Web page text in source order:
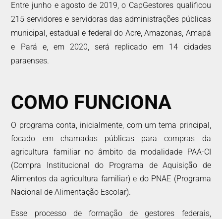
Entre junho e agosto de 2019, o CapGestores qualificou
215 servidores e servidoras das administrações públicas
municipal, estadual e federal do Acre, Amazonas, Amapá
e Pará e, em 2020, será replicado em 14 cidades
paraenses.
COMO FUNCIONA
O programa conta, inicialmente, com um tema principal,
focado em chamadas públicas para compras da
agricultura familiar no âmbito da modalidade PAA-CI
(Compra Institucional do Programa de Aquisição de
Alimentos da agricultura familiar) e do PNAE (Programa
Nacional de Alimentação Escolar).
Esse processo de formação de gestores federais,